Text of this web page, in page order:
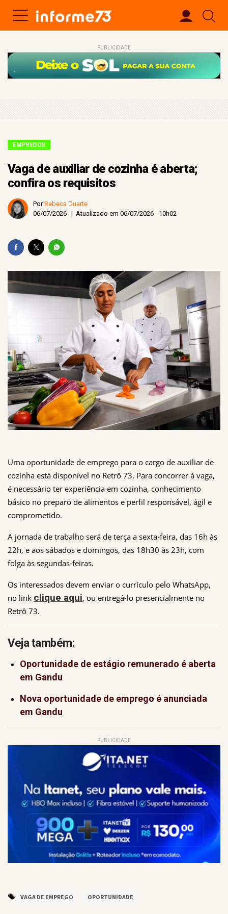
PUBLICIDADE
EMPREGOS
Vaga de auxiliar de cozinha é aberta;
confira os requisitos
PorRebeca Duarte
06/07/2026 | Atualizado em 06/07/2026 - 10h02
Uma oportunidade de emprego para o cargo de auxiliar de
cozinha está disponível no Retrô 73. Para concorrer à vaga,
é necessário ter experiência em cozinha, conhecimento
básico no preparo de alimentos e perfil responsável, ágil e
comprometido.
A jornada de trabalho será de terça a sexta-feira, das 16h às
22h, e aos sábados e domingos, das 18h30 às 23h, com
folga às segundas-feiras.
Os interessados devem enviar o currículo pelo WhatsApp,
no link clique aqui
Retrô 73.
Veja também:
Oportunidade de estágio remunerado é aberta
em Gandu
Nova oportunidade de emprego é anunciada
em Gandu
PUBLICIDADE
VAGA DE EMPREGO OPORTUNIDADE